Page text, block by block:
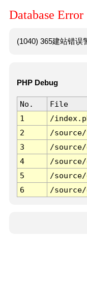
Database Error
(1040) 365建站错误
PHP Debug
No. File
1
/
2
/
3
/
4
/
5
/
6
/